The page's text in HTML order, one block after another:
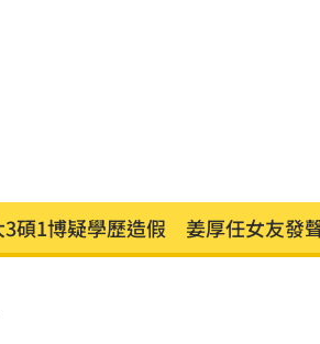
冠藥拉票！郭再添陸妻二審下場慘
一人扛2女兒出國！突崩潰大哭